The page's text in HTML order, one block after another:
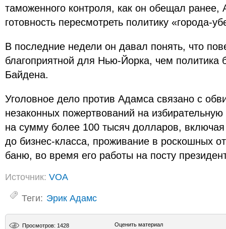
таможенного контроля, как он обещал ранее,
готовность пересмотреть политику «города-
В последние недели он давал понять, что
благоприятной для Нью-Йорка, чем политика
Байдена.
Уголовное дело против Адамса связано с
незаконных пожертвований на
на сумму более 100 тысяч долларов,
до бизнес-класса, проживание в роскошных
баню, во время его работы на посту
Источник: VOA
Теги: Эрик Адамс
Просмотров: 1428 Оценить материал